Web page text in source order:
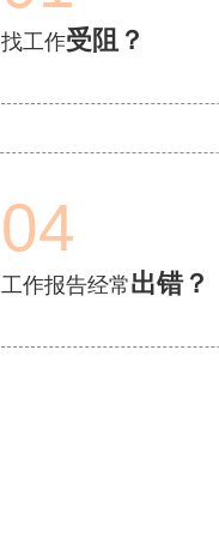
找工作受阻？
04
工作报告经常出错？